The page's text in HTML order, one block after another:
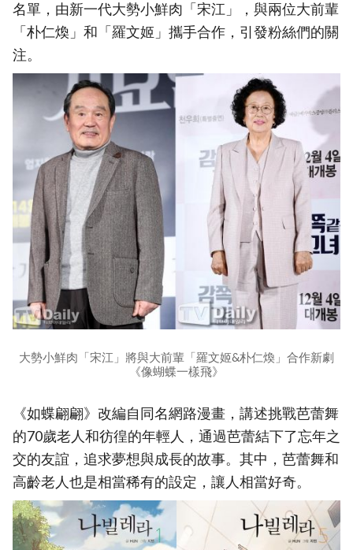
名單，由新一代大勢小鮮肉「宋江」，與兩位大前輩
「朴仁煥」和「羅文姬」攜手合作，引發粉絲們的關
注。
大勢小鮮肉「宋江」將與大前輩「羅文姬&朴仁煥」合作新劇
《像蝴蝶一樣飛》
《如蝶翩翩》改編自同名網路漫畫，講述挑戰芭蕾舞
的70歲老人和彷徨的年輕人，通過芭蕾結下了忘年之
交的友誼，追求夢想與成長的故事。其中，芭蕾舞和
高齡老人也是相當稀有的設定，讓人相當好奇。